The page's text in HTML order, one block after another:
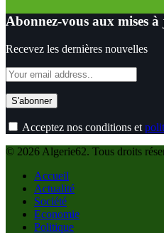
Abonnez-vous aux mises
Recevez les dernières nouvelles
Acceptez nos conditions et
© 2026 Algerie62. Tous droits
Accueil
Actualité
Société
Economie
Politique